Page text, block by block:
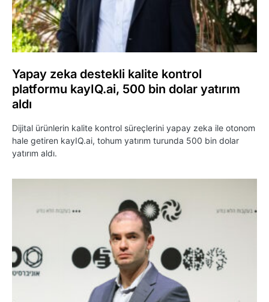
Yapay zeka destekli kalite kontrol
platformu kayIQ.ai, 500 bin dolar yatırım
aldı
Dijital ürünlerin kalite kontrol süreçlerini yapay zeka ile otonom
hale getiren kayIQ.ai, tohum yatırım turunda 500 bin dolar
yatırım aldı.